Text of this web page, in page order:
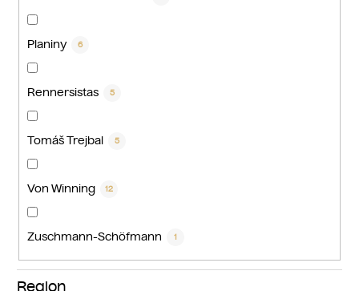
Planiny 6
Rennersistas 5
Tomáš Trejbal 5
Von Winning 12
Zuschmann-Schöfmann 1
Region